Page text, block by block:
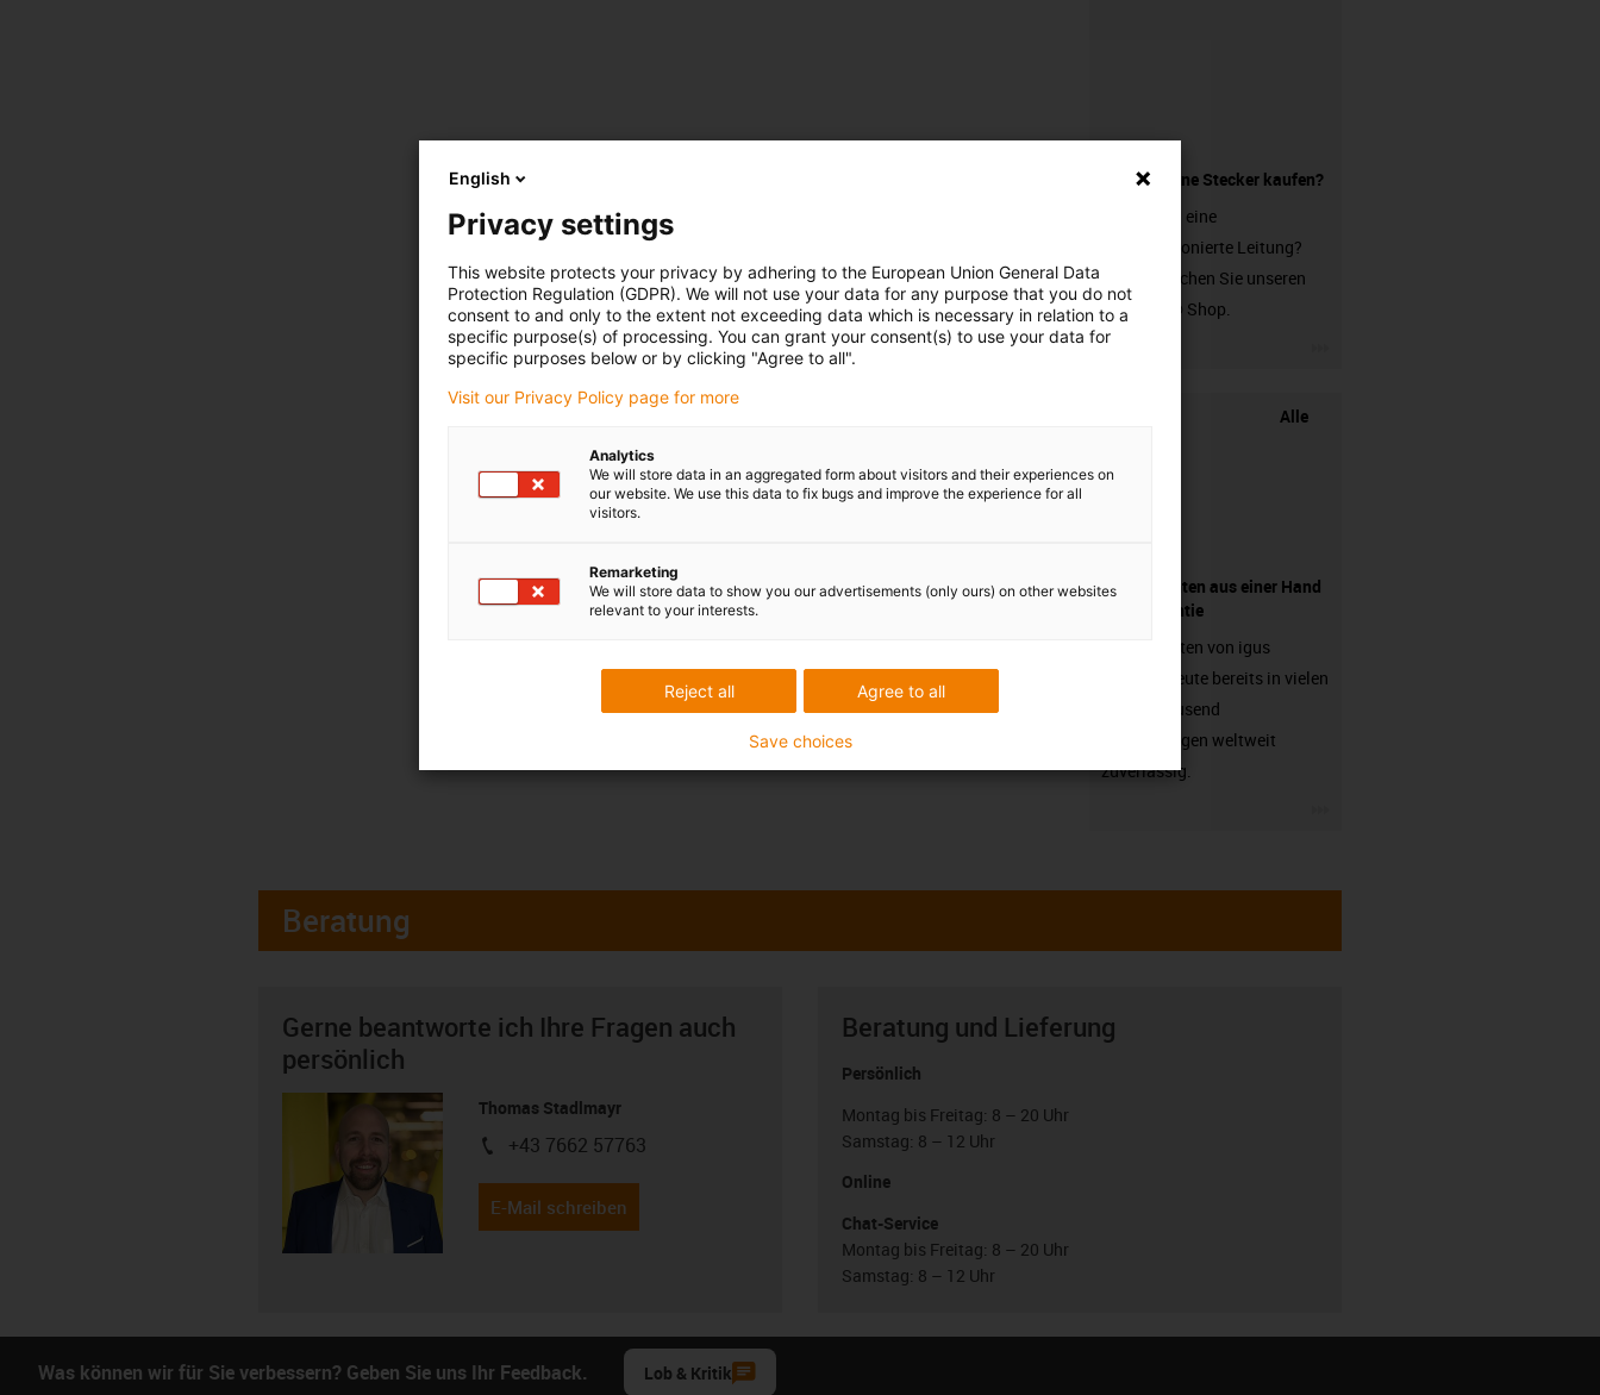
Leitung ohne Stecker kaufen?
Sie suchen eine
unkonfektionierte Leitung?
Dann besuchen Sie unseren
chainflex® Shop.
Alle
Komponenten aus einer Hand
- mit Garantie
Energieketten von igus
arbeiten heute bereits in vielen
hunderttausend
Anwendungen weltweit
zuverlässig.
Beratung
Gerne beantworte ich Ihre Fragen auch
persönlich
Thomas Stadlmayr
igus-icon-phone
+43 7662 57763
E-Mail schreiben
Beratung und Lieferung
Persönlich
Montag bis Freitag: 8 – 20 Uhr
Samstag: 8 – 12 Uhr
Online
Chat-Service
Montag bis Freitag: 8 – 20 Uhr
Samstag: 8 – 12 Uhr
Was können wir für Sie verbessern? Geben Sie uns Ihr Feedback. Lob & Kritik
English
Privacy settings
This website protects your privacy by adhering to the European Union General Data
Protection Regulation (GDPR). We will not use your data for any purpose that you do not
consent to and only to the extent not exceeding data which is necessary in relation to a
specific purpose(s) of processing. You can grant your consent(s) to use your data for
specific purposes below or by clicking "Agree to all".
Visit our Privacy Policy page for more
Analytics
We will store data in an aggregated form about visitors and their experiences on
our website. We use this data to fix bugs and improve the experience for all
visitors.
Remarketing
We will store data to show you our advertisements (only ours) on other websites
relevant to your interests.
Agree to all
Reject all
Save choices